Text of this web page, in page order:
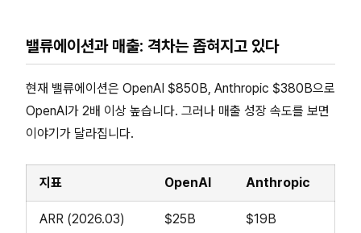
밸류에이션과 매출: 격차는 좁혀지고 있다
현재 밸류에이션은 OpenAI $850B, Anthropic $380B으로
OpenAI가 2배 이상 높습니다. 그러나 매출 성장 속도를 보면
이야기가 달라집니다.
지표 OpenAI Anthropic
ARR (2026.03) $25B $19B